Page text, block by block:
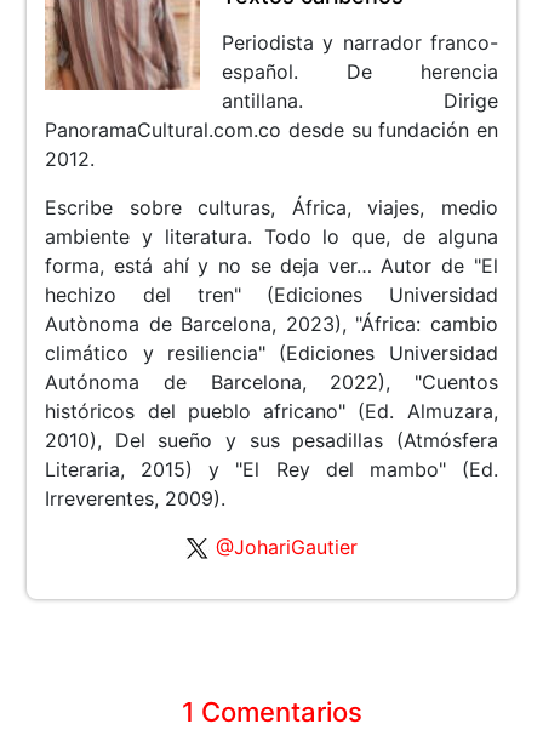
Periodista y narrador franco-
español. De herencia
antillana. Dirige
PanoramaCultural.com.co desde su fundación en
2012.
Escribe sobre culturas, África, viajes, medio
ambiente y literatura. Todo lo que, de alguna
forma, está ahí y no se deja ver… Autor de "El
hechizo del tren" (Ediciones Universidad
Autònoma de Barcelona, 2023), "África: cambio
climático y resiliencia" (Ediciones Universidad
Autónoma de Barcelona, 2022), "Cuentos
históricos del pueblo africano" (Ed. Almuzara,
2010), Del sueño y sus pesadillas (Atmósfera
Literaria, 2015) y "El Rey del mambo" (Ed.
Irreverentes, 2009).
@JohariGautier
1 Comentarios